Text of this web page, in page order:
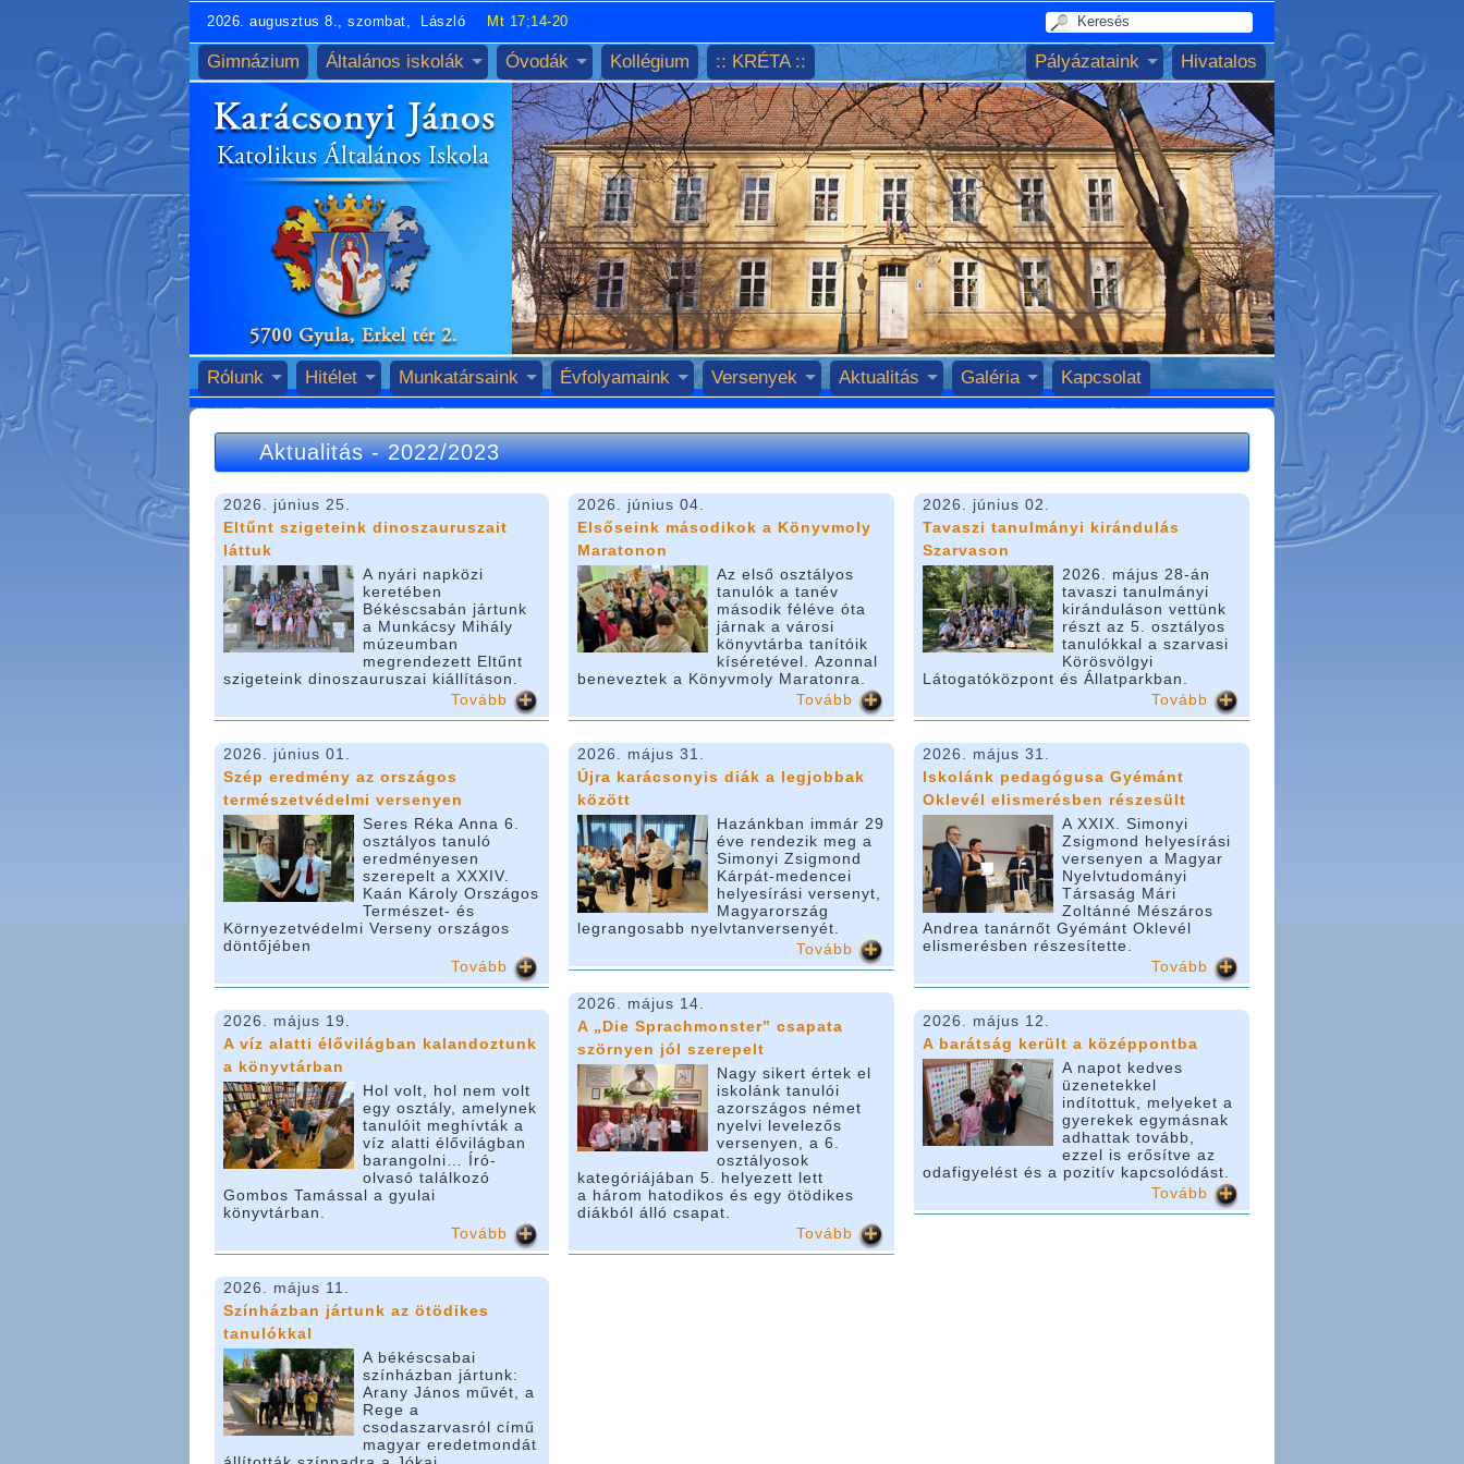
2026. augusztus 8., szombat, László Mt 17;14-20
Gimnázium Általános iskolák Óvodák Kollégium :: KRÉTA :: Hivatalos
Pályázataink
Rólunk Hitélet Munkatársaink Évfolyamaink Versenyek Aktualitás Galéria Kapcsolat
Aktualitás-2022/2023
2026. június 25.
Eltűnt szigeteink dinoszauruszait
láttuk
A nyári napközi
keretében
Békéscsabán jártunk
a Munkácsy Mihály
múzeumban
megrendezett Eltűnt
szigeteink dinoszauruszai kiállításon.
Tovább
2026. június 01.
Szép eredmény az országos
természetvédelmi versenyen
Seres Réka Anna 6.
osztályos tanuló
eredményesen
szerepelt a XXXIV.
Kaán Károly Országos
Természet- és
Környezetvédelmi Verseny országos
döntőjében
Tovább
2026. május 19.
A víz alatti élővilágban kalandoztunk
a könyvtárban
Hol volt, hol nem volt
egy osztály, amelynek
tanulóit meghívták a
víz alatti élővilágban
barangolni… Író-
olvasó találkozó
Gombos Tamással a gyulai
könyvtárban.
Tovább
2026. május 11.
Színházban jártunk az ötödikes
tanulókkal
A békéscsabai
színházban jártunk:
Arany János művét, a
Rege a
csodaszarvasról című
magyar eredetmondát
2026. június 04.
Elsőseink másodikok a Könyvmoly
Maratonon
Az első osztályos
tanulók a tanév
második féléve óta
járnak a városi
könyvtárba tanítóik
kíséretével. Azonnal
beneveztek a Könyvmoly Maratonra.
Tovább
2026. május 31.
Újra karácsonyis diák a legjobbak
között
Hazánkban immár 29
éve rendezik meg a
Simonyi Zsigmond
Kárpát-medencei
helyesírási versenyt,
Magyarország
legrangosabb nyelvtanversenyét.
Tovább
2026. május 14.
A „Die Sprachmonster” csapata
szörnyen jól szerepelt
Nagy sikert értek el
iskolánk tanulói
azországos német
nyelvi levelezős
versenyen, a 6.
osztályosok
kategóriájában 5. helyezett lett
a három hatodikos és egy ötödikes
diákból álló csapat.
Tovább
2026. június 02.
Tavaszi tanulmányi kirándulás
Szarvason
2026. május 28-án
tavaszi tanulmányi
kiránduláson vettünk
részt az 5. osztályos
tanulókkal a szarvasi
Körösvölgyi
Látogatóközpont és Állatparkban.
Tovább
2026. május 31.
Iskolánk pedagógusa Gyémánt
Oklevél elismerésben részesült
A XXIX. Simonyi
Zsigmond helyesírási
versenyen a Magyar
Nyelvtudományi
Társaság Mári
Zoltánné Mészáros
Andrea tanárnőt Gyémánt Oklevél
elismerésben részesítette.
Tovább
2026. május 12.
A barátság került a középpontba
A napot kedves
üzenetekkel
indítottuk, melyeket a
gyerekek egymásnak
adhattak tovább,
ezzel is erősítve az
odafigyelést és a pozitív kapcsolódást.
Tovább